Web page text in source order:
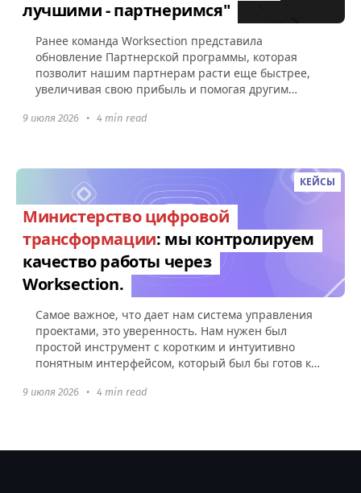
лучшими - партнеримся"
Ранее команда Worksection представила
обновление Партнерской программы, которая
позволит нашим партнерам расти еще быстрее,
увеличивая свою прибыль и помогая другим
9 июля 2026 • 4 min read
КЕЙСЫ
Министерство цифровой
трансформации: мы контролируем
качество работы через
Worksection.
Самое важное, что дает нам система управления
проектами, это уверенность. Нам нужен был
простой инструмент с коротким и интуитивно
понятным интерфейсом, который был бы готов к
9 июля 2026 • 4 min read